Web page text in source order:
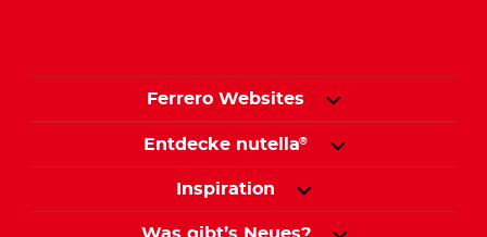
Ferrero Websites
Entdecke nutella®
Inspiration